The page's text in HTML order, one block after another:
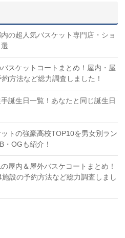
内の超人気バスケット専門店・ショ
バスケットコートまとめ！屋内・屋
方法など総力調査しました！
手誕生日一覧！あなたと同じ誕生日
ットの強豪高校TOP10を男女別ラン
・OGも紹介！
の屋内＆屋外バスケコートまとめ！
設の予約方法など総力調査しまし